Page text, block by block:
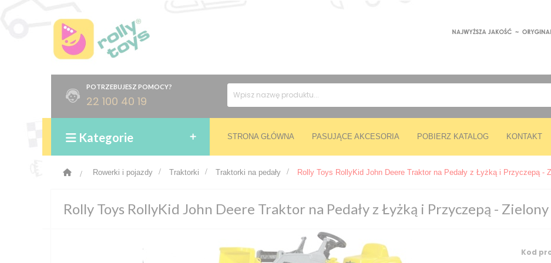
POTRZEBUJESZ POMOCY?
22 100 40 19
Kategorie STRONA GŁÓWNA PASUJĄCE AKCESORIA POBIERZ KATALOG KONTAKT
> Rowerki i pojazdy > Traktorki > Traktorki na pedały > Rolly Toys RollyKid John Deere Traktor na Pedały z Łyżką i Przyczepą -
Rolly Toys RollyKid John Deere Traktor na Pedały z Łyżką i Przyczepą - Zielony
Kod